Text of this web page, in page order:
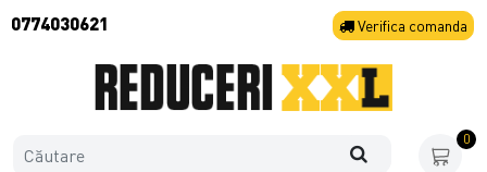
0774030621 Verifica comanda
0